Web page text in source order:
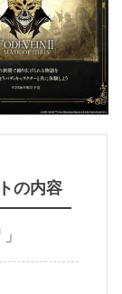
の内容